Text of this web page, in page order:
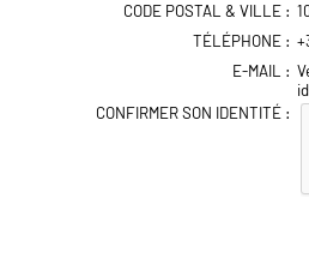
CODE POSTAL & VILLE :
TÉLÉPHONE :
E-MAIL :
CONFIRMER SON IDENTITÉ :